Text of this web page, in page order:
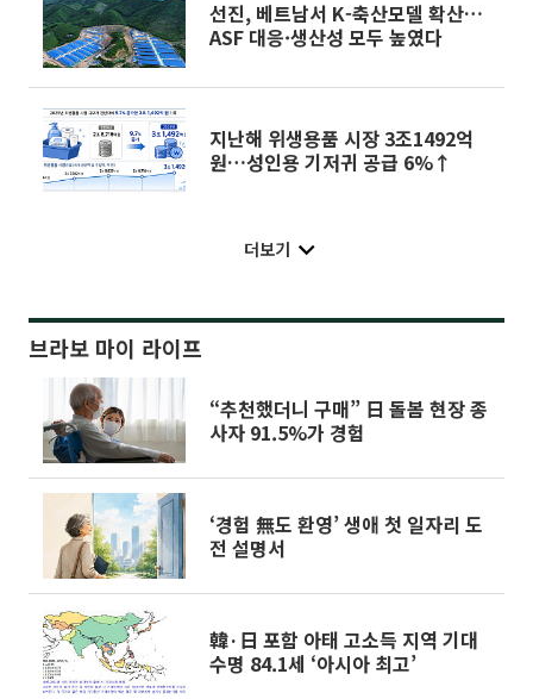
선진, 베트남서 K-축산모델 확산…
ASF 대응·생산성 모두 높였다
지난해 위생용품 시장 3조1492억
원…성인용 기저귀 공급 6%↑
더보기
브라보 마이 라이프
“추천했더니 구매” 日 돌봄 현장 종
사자 91.5%가 경험
‘경험 無도 환영’ 생애 첫 일자리 도
전 설명서
韓·日 포함 아태 고소득 지역 기대
수명 84.1세 ‘아시아 최고’